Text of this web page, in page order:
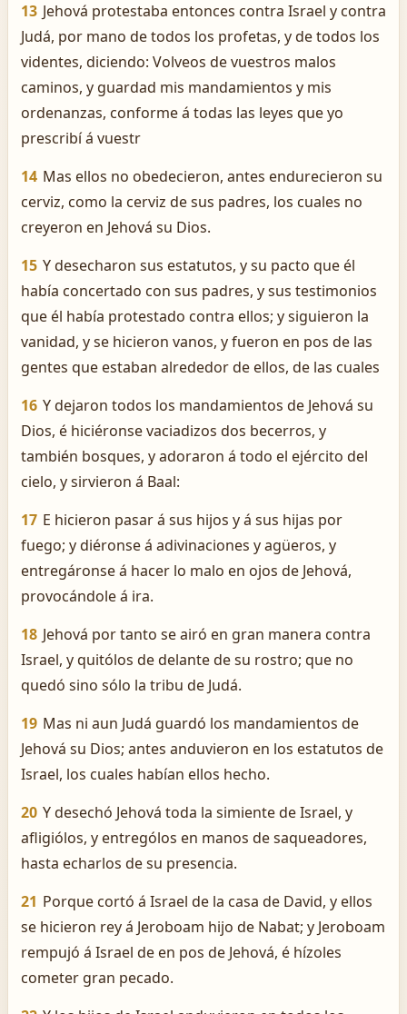
13 Jehová protestaba entonces contra Israel y contra
Judá, por mano de todos los profetas, y de todos los
videntes, diciendo: Volveos de vuestros malos
caminos, y guardad mis mandamientos y mis
ordenanzas, conforme á todas las leyes que yo
prescribí á vuestr
14 Mas ellos no obedecieron, antes endurecieron su
cerviz, como la cerviz de sus padres, los cuales no
creyeron en Jehová su Dios.
15 Y desecharon sus estatutos, y su pacto que él
había concertado con sus padres, y sus testimonios
que él había protestado contra ellos; y siguieron la
vanidad, y se hicieron vanos, y fueron en pos de las
gentes que estaban alrededor de ellos, de las cuales
16 Y dejaron todos los mandamientos de Jehová su
Dios, é hiciéronse vaciadizos dos becerros, y
también bosques, y adoraron á todo el ejército del
cielo, y sirvieron á Baal:
17 E hicieron pasar á sus hijos y á sus hijas por
fuego; y diéronse á adivinaciones y agüeros, y
entregáronse á hacer lo malo en ojos de Jehová,
provocándole á ira.
18 Jehová por tanto se airó en gran manera contra
Israel, y quitólos de delante de su rostro; que no
quedó sino sólo la tribu de Judá.
19 Mas ni aun Judá guardó los mandamientos de
Jehová su Dios; antes anduvieron en los estatutos de
Israel, los cuales habían ellos hecho.
20 Y desechó Jehová toda la simiente de Israel, y
afligiólos, y entrególos en manos de saqueadores,
hasta echarlos de su presencia.
21 Porque cortó á Israel de la casa de David, y ellos
se hicieron rey á Jeroboam hijo de Nabat; y Jeroboam
rempujó á Israel de en pos de Jehová, é hízoles
cometer gran pecado.